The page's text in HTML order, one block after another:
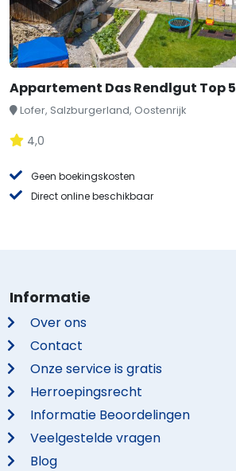
Appartement Das Rendlgut Top 5
Lofer, Salzburgerland, Oostenrijk
4,0
Geen boekingskosten
Direct online beschikbaar
Informatie
Over ons
Contact
Onze service is gratis
Herroepingsrecht
Informatie Beoordelingen
Veelgestelde vragen
Blog